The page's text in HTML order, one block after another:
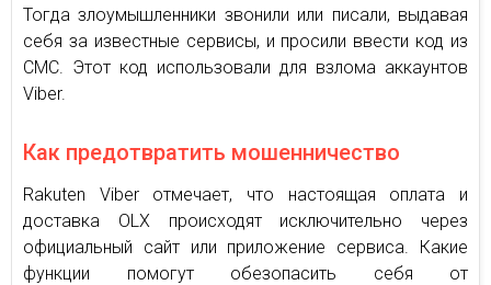
Тогда злоумышленники звонили или писали, выдавая
себя за известные сервисы, и просили ввести код из
СМС. Этот код использовали для взлома аккаунтов
Viber.
Как предотвратить мошенничество
Rakuten Viber отмечает, что настоящая оплата и
доставка OLX происходят исключительно через
официальный сайт или приложение сервиса. Какие
функции помогут обезопасить себя от